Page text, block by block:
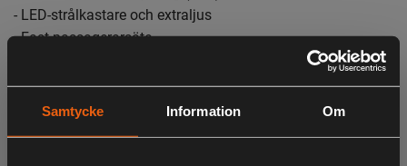
Samtycke Information Om
- LED-strålkastare och extraljus
- Fast passagerarsäte
- 29.2 cm markfrigång
- Bakre/Främre A-Arm's skydd